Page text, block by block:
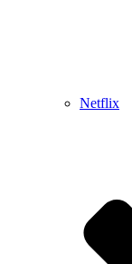
Netflix